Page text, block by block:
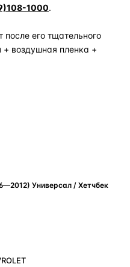
1000.
его тщательного
+ воздушная пленка +
Универсал / Хетчбек